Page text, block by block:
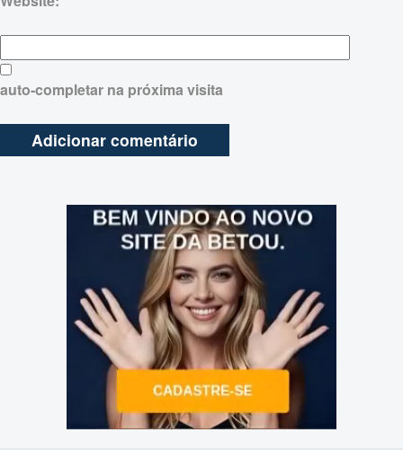
auto-completar na próxima visita